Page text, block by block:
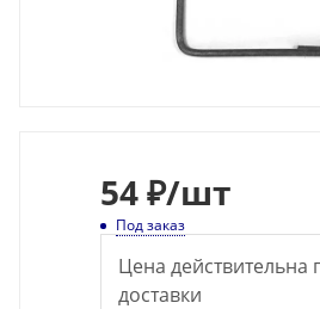
54₽/шт
Под заказ
Цена действительна
доставки